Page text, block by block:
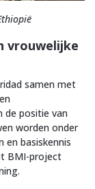
vrouwelijke
samen met
de positie van
worden onder
en basiskennis
BMI-project